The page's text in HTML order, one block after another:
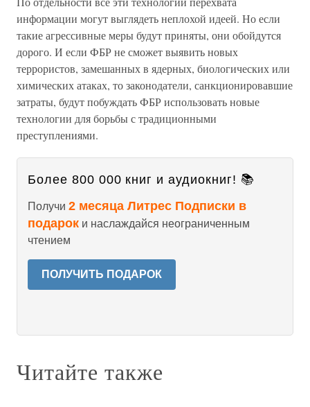
информации могут выглядеть неплохой идеей. Но если
такие агрессивные меры будут приняты, они обойдутся
дорого. И если ФБР не сможет выявить новых
террористов, замешанных в ядерных, биологических или
химических атаках, то законодатели, санкционировавшие
затраты, будут побуждать ФБР использовать новые
технологии для борьбы с традиционными
преступлениями.
Более 800 000 книг и аудиокниг! 📚
Получи 2 месяца Литрес Подписки в
подарок и наслаждайся неограниченным
чтением
ПОЛУЧИТЬ ПОДАРОК
Читайте также